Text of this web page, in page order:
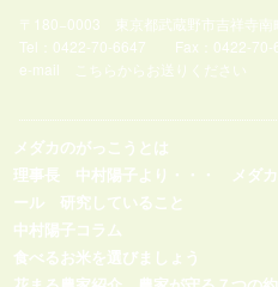
〒180−0003 東京都武蔵野市吉祥寺南
Tel：0422-70-6647 Fax：0422-70-
e-mail
こちらからお送りください
メダカのがっこうとは
理事長 中村陽子より・・・
メダ
ール
研究していること
中村陽子コラム
食べるお米を選びましょう